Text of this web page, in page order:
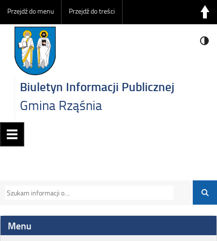
Przejdź do menu Przejdź do treści
Biuletyn Informacji Publicznej
Gmina Rząśnia
Menu